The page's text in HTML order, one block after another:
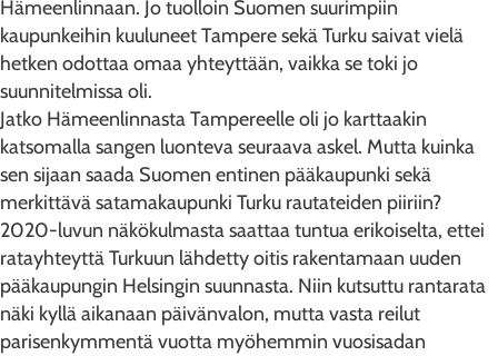
Hämeenlinnaan. Jo tuolloin Suomen suurimpiin
kaupunkeihin kuuluneet Tampere sekä Turku saivat vielä
hetken odottaa omaa yhteyttään, vaikka se toki jo
suunnitelmissa oli.
Jatko Hämeenlinnasta Tampereelle oli jo karttaakin
katsomalla sangen luonteva seuraava askel. Mutta kuinka
sen sijaan saada Suomen entinen pääkaupunki sekä
merkittävä satamakaupunki Turku rautateiden piiriin?
2020-luvun näkökulmasta saattaa tuntua erikoiselta, ettei
ratayhteyttä Turkuun lähdetty oitis rakentamaan uuden
pääkaupungin Helsingin suunnasta. Niin kutsuttu rantarata
näki kyllä aikanaan päivänvalon, mutta vasta reilut
parisenkymmentä vuotta myöhemmin vuosisadan